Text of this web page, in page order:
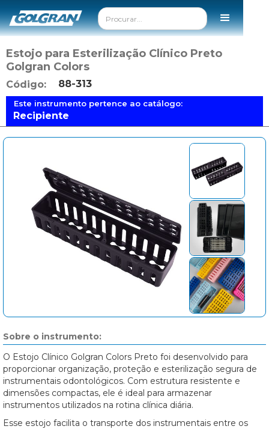
Estojo para Esterilização Clínico Preto
Golgran Colors
Código: 88-313
Este instrumento pertence ao catálogo:
Recipiente
Sobre o instrumento:
O Estojo Clínico Golgran Colors Preto foi desenvolvido para
proporcionar organização, proteção e esterilização segura de
instrumentais odontológicos. Com estrutura resistente e
dimensões compactas, ele é ideal para armazenar
instrumentos utilizados na rotina clínica diária.
Esse estojo facilita o transporte dos instrumentais entre os